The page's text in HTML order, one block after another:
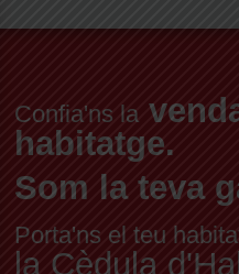
Confia'ns la
habitatge.
Som la teva
Porta'ns el teu
la Cèdula